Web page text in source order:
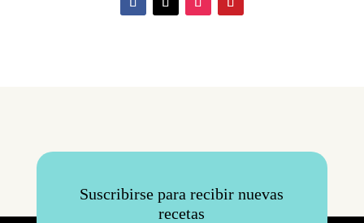
Suscribirse para recibir nuevas
recetas